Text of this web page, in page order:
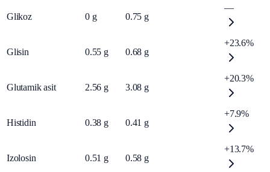
Glikoz 0 g 0.75 g
—
Glisin 0.55 g 0.68 g
+23.6%
Glutamik asit 2.56 g 3.08 g
+20.3%
Histidin 0.38 g 0.41 g
+7.9%
Izolosin 0.51 g 0.58 g
+13.7%